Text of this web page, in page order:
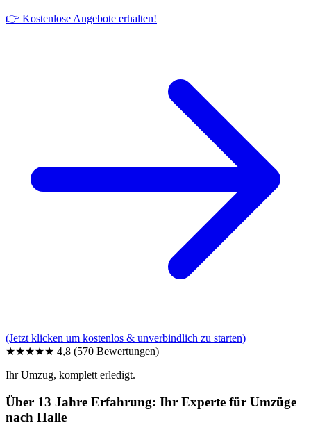
👉 Kostenlose Angebote erhalten!
(Jetzt klicken um kostenlos & unverbindlich zu starten)
★★★★★ 4,8 (570 Bewertungen)
Ihr Umzug, komplett erledigt.
Über 13 Jahre Erfahrung: Ihr Experte für Umzüge
nach Halle